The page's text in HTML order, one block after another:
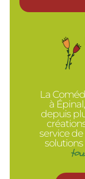
La
à
depuis
service